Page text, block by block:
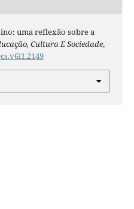
uma reflexão sobre a
Cultura E Sociedade,